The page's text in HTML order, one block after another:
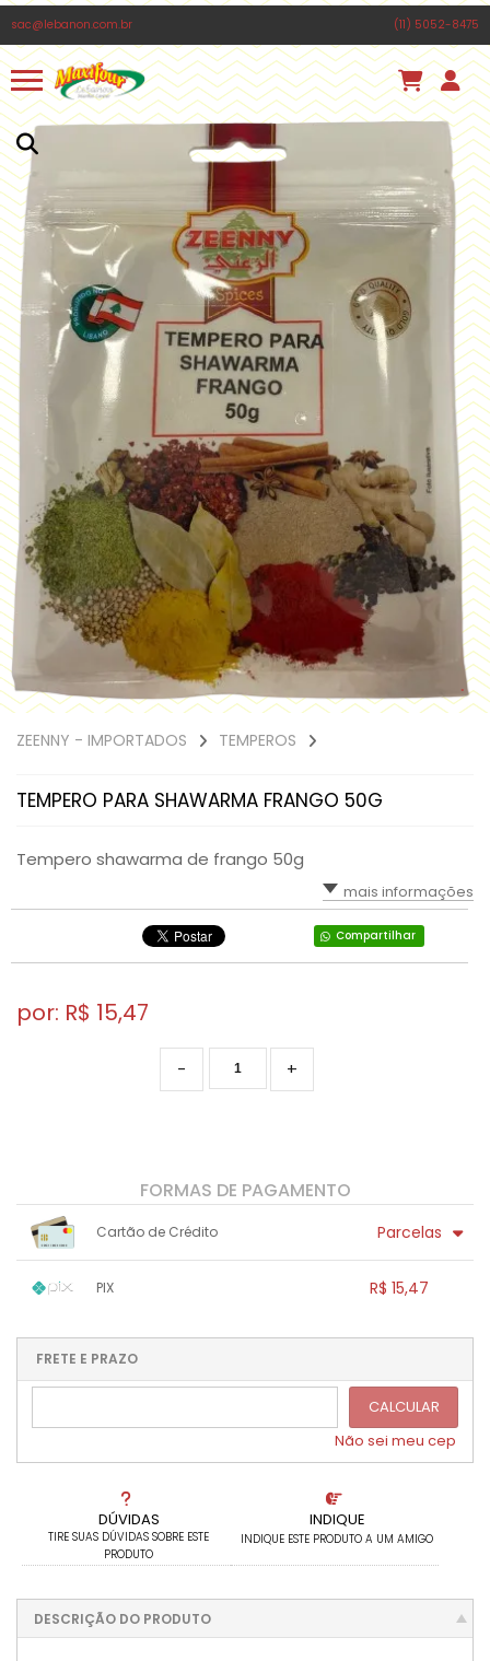
sac@lebanon.com.br (11) 5052-8475
ZEENNY - IMPORTADOS TEMPEROS
TEMPERO PARA SHAWARMA FRANGO 50G
Tempero shawarma de frango 50g
mais informações
Compartilhar
DÚVIDAS
TIRE SUAS DÚVIDAS SOBRE ESTE
PRODUTO
INDIQUE
INDIQUE ESTE PRODUTO A UM AMIGO
por: R$ 15,47
+
-
FORMAS DE PAGAMENTO
Cartão de Crédito Parcelas
PIX R$ 15,47
...
....
FRETE E PRAZO
CALCULAR
Não sei meu cep
DESCRIÇÃO DO PRODUTO
Há algumas horas